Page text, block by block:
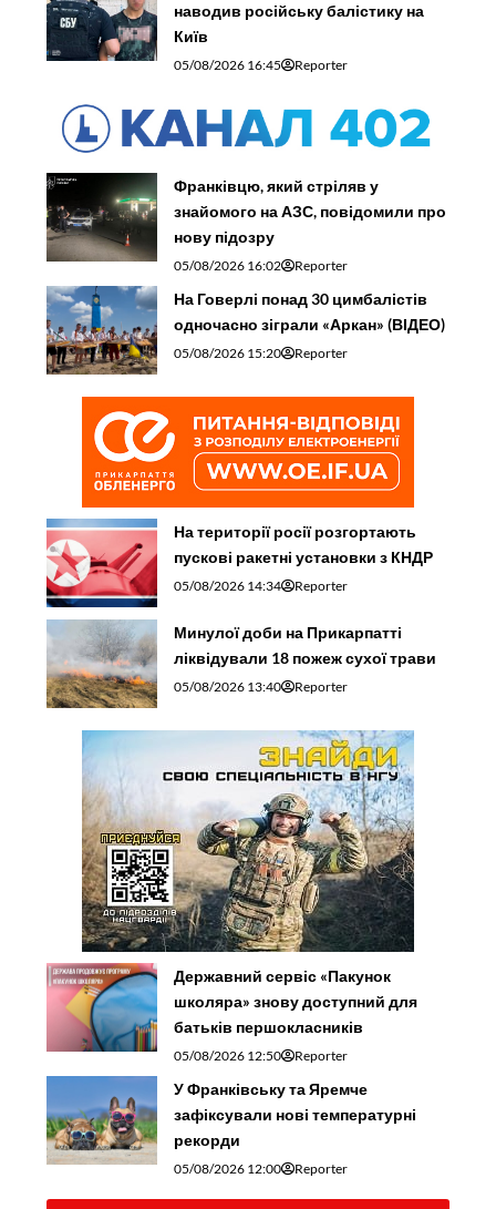
наводив російську балістику на
Київ
05/08/2026 16:45 Reporter
Франківцю, який стріляв у
знайомого на АЗС, повідомили про
нову підозру
05/08/2026 16:02 Reporter
На Говерлі понад 30 цимбалістів
одночасно зіграли «Аркан» (ВІДЕО)
05/08/2026 15:20 Reporter
На території росії розгортають
пускові ракетні установки з КНДР
05/08/2026 14:34 Reporter
Минулої доби на Прикарпатті
ліквідували 18 пожеж сухої трави
05/08/2026 13:40 Reporter
Державний сервіс «Пакунок
школяра» знову доступний для
батьків першокласників
05/08/2026 12:50 Reporter
У Франківську та Яремче
зафіксували нові температурні
рекорди
05/08/2026 12:00 Reporter